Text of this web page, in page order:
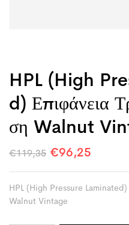
HPL (High
D) Επιφάνεια
Ση Walnut
€119,35 €96,25
HPL (High Pressure Laminated)
Walnut Vintage